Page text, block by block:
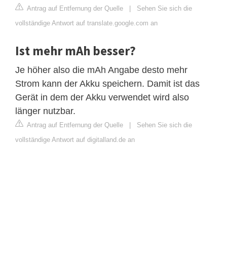
Antrag auf Entfernung der Quelle | Sehen Sie sich die
vollständige Antwort auf translate.google.com an
Ist mehr mAh besser?
Je höher also die mAh Angabe desto mehr
Strom kann der Akku speichern. Damit ist das
Gerät in dem der Akku verwendet wird also
länger nutzbar.
Antrag auf Entfernung der Quelle | Sehen Sie sich die
vollständige Antwort auf digitalland.de an